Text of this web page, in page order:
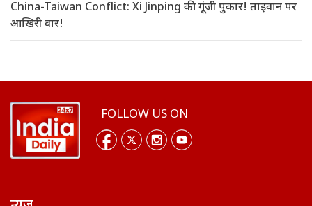
China-Taiwan Conflict: Xi Jinping की गूंजी पुकार! ताइवान पर
आखिरी वार!
FOLLOW US ON